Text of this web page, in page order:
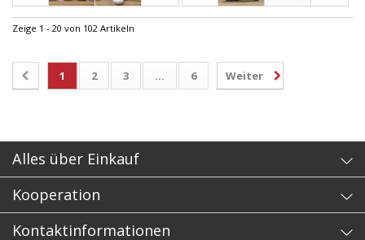
Zeige 1 - 20 von 102 Artikeln
1 2 3 ... 6 Weiter
Alles über Einkauf
Kooperation
Kontaktinformationen